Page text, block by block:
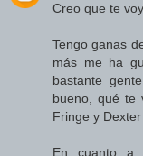
Creo que te
Tengo ganas
más me ha
bastante
bueno, qué
Fringe y
En cuanto a